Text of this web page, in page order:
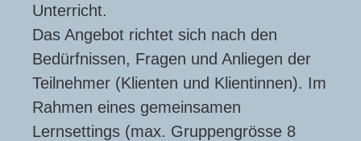
Unterricht.
Das Angebot richtet sich nach den
Bedürfnissen, Fragen und Anliegen der
Teilnehmer (Klienten und Klientinnen). Im
Rahmen eines gemeinsamen
Lernsettings (max. Gruppengrösse 8